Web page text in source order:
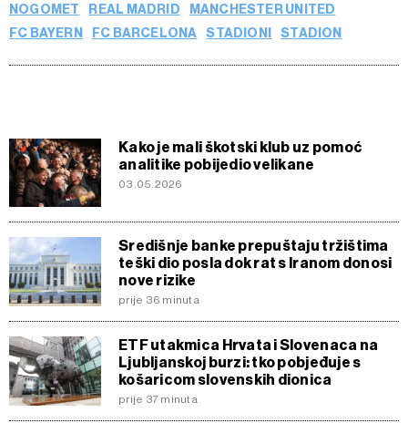
NOGOMET REAL MADRID
MANCHESTER UNITED
FC BAYERN
FC BARCELONA STADIONI STADION
Kako je mali škotski klub uz pomoć
analitike pobijedio velikane
03.05.2026
Središnje banke prepuštaju tržištima
teški dio posla dok rat s Iranom donosi
nove rizike
prije 36 minuta
ETF utakmica Hrvata i Slovenaca na
Ljubljanskoj burzi: tko pobjeđuje s
košaricom slovenskih dionica
prije 37 minuta